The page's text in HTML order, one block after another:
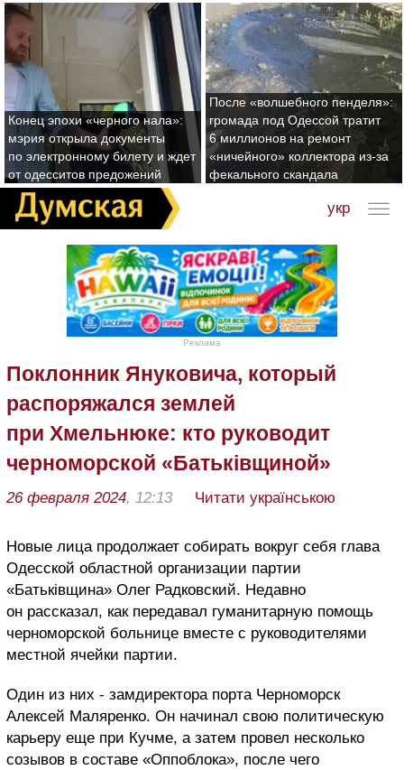
Конец эпохи «черного нала»:
мэрия открыла документы
по электронному билету и ждет
от одесситов предожений
После «волшебного пенделя»:
громада под Одессой тратит
6 миллионов на ремонт
«ничейного» коллектора из-за
фекального скандала
укр
Реклама
Поклонник Януковича, который
распоряжался землей
при Хмельнюке: кто руководит
черноморской «Батьківщиной»
26 февраля 2024, 12:13 Читати українською
Новые лица продолжает собирать вокруг себя глава
Одесской областной организации партии
«Батьківщина» Олег Радковский. Недавно
он рассказал, как передавал гуманитарную помощь
черноморской больнице вместе с руководителями
местной ячейки партии.
Один из них - замдиректора порта Черноморск
Алексей Маляренко. Он начинал свою политическую
карьеру еще при Кучме, а затем провел несколько
созывов в составе «Оппоблока», после чего